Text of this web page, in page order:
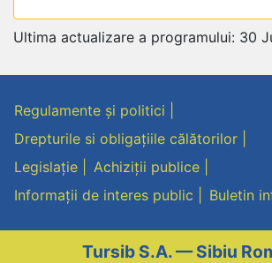
Ultima actualizare a programului: 30
Regulamente și politici
Drepturile si obligațiile călătorilor
Legislație
Achiziții publice
Informații de interes public
Buletin
Tursib S.A. — Sibiu